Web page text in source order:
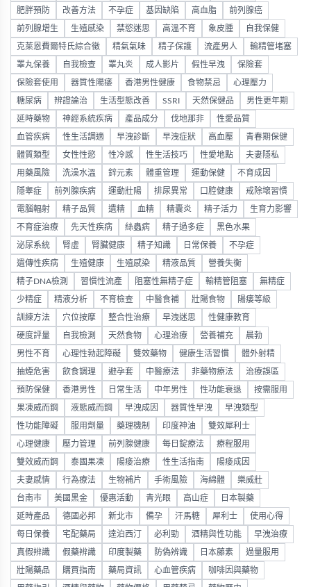
肥胖預防 改善方法 不孕症 基因缺陷 高血脂 前列腺癌
前列腺增生 生殖感染 禁慾迷思 高溫不育 象皮腫 自我保健
克萊恩費爾特氏綜合徵 精氣氣味 精子保護 流產男人 輸精管堵塞
睪丸保養 自我檢查 睪丸炎 成人影片 假性早洩 保險套
保險套使用 器質性陽痿 香港男性健康 食物禁忌 心理壓力
糖尿病 辨證論治 生活型態改善 SSRI 天然保健品 男性更年期
延時藥物 神經系統疾病 產品成分 伐地那非 性愛品質
血管疾病 性生活調適 早洩診斷 早洩症狀 高血壓 青春期保健
體質類型 女性性慾 性冷感 性生活技巧 性愛地點 夫妻隱私
用藥風險 洗澡水溫 鋅元素 體重管理 運動保健 不育成因
隱睾症 前列腺疾病 運動壯陽 排尿異常 口腔健康 戒除壞習慣
電腦輻射 精子品質 遺精 血精 精囊炎 精子活力 生育力影響
不育症治療 先天性疾病 絲蟲病 精子過多症 黑色水果
泌尿系統 腎虛 腎臟健康 精子知識 日常保養 不孕症
遺傳性疾病 生殖健康 生殖感染 精液品質 營養失衡
精子DNA檢測 習慣性流產 阻塞性無精子症 輸精管阻塞 無精症
少精症 精液分析 不育檢查 中醫食補 壯陽食物 陽痿等級
訓練方法 穴位按摩 整合性治療 早洩迷思 性健康教育
硬度評量 自我檢測 天然食物 心理治療 營養補充 晨勃
男性不育 心理性勃起障礙 雙效藥物 健康生活習慣 體外射精
抽煙危害 飲食調理 避孕套 中醫療法 非藥物療法 治療誤區
預防保健 香港男性 日常生活 中年男性 性功能衰退 按需服用
果凍威而鋼 液態威而鋼 早洩成因 器質性早洩 早洩類型
性功能障礙 服用劑量 藥理機制 印度神油 雙效犀利士
心理健康 壓力管理 前列腺健康 每日錠療法 療程服用
雙效威而鋼 泰國果凍 陽痿治療 性生活指南 陽痿成因
夫妻感情 行為療法 生物補片 手術風險 海綿體 樂威壯
台南市 美國黑金 優惠活動 青光眼 高山症 日本製藥
延時產品 德國必邦 新北市 備孕 汗馬糖 犀利士 使用心得
每日保養 宅配藥局 達泊西汀 必利勁 酒精與性功能 早洩治療
真假辨識 假藥辨識 印度製藥 防偽辨識 日本藤素 過量服用
壯陽藥品 購買指南 藥局資訊 心血管疾病 咖啡因與藥物